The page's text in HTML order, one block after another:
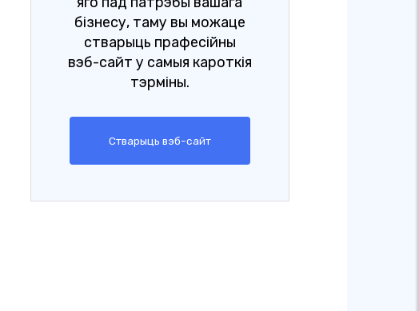
бізнесу, таму вы можаце
стварыць прафесійны
вэб-сайт у самыя кароткія
тэрміны.
Стварыць вэб-сайт